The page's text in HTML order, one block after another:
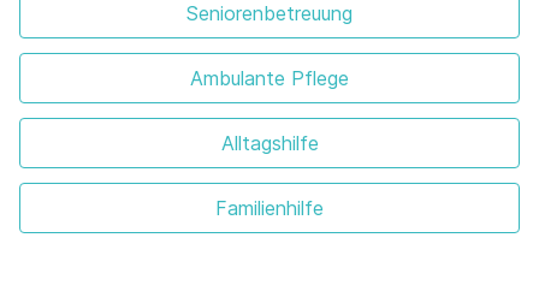
Seniorenbetreuung
Ambulante Pflege
Alltagshilfe
Familienhilfe